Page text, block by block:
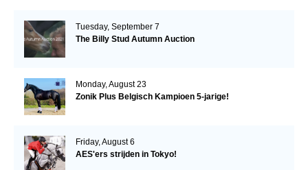
Tuesday, September 7
The Billy Stud Autumn Auction
Monday, August 23
Zonik Plus Belgisch Kampioen 5-jarige!
Friday, August 6
AES'ers strijden in Tokyo!